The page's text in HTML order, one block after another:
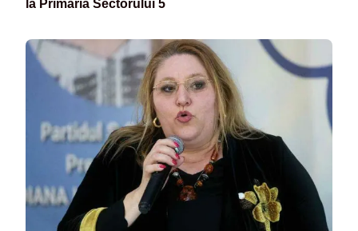
la Primăria Sectorului 5